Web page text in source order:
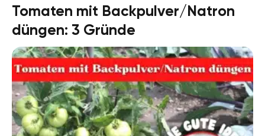
Tomaten mit Backpulver/Natron
düngen: 3 Gründe